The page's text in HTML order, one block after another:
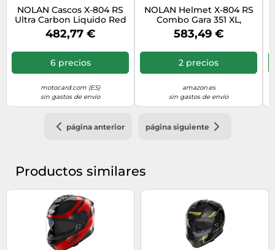
NOLAN Cascos X-804 RS
Ultra Carbon Liquido Red
XL
482,77 €
6 precios
motocard.com (ES)
sin gastos de envío
NOLAN Helmet X-804 RS
Combo Gara 351 XL,
Carbono/Rojo/Gris/Negro
583,49 €
2 precios
amazon.es
sin gastos de envío
página anterior página siguiente
Productos similares